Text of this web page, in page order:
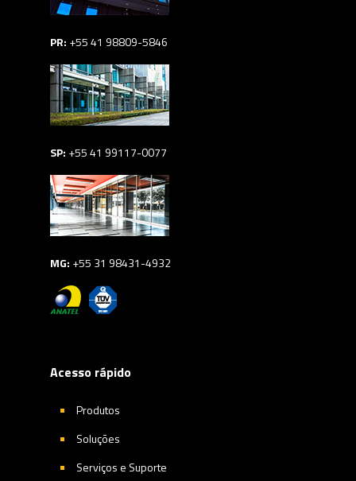
PR: +55 41 98809-5846
SP: +55 41 99117-0077
MG: +55 31 98431-4932
Acesso rápido
Produtos
Soluções
Serviços e Suporte